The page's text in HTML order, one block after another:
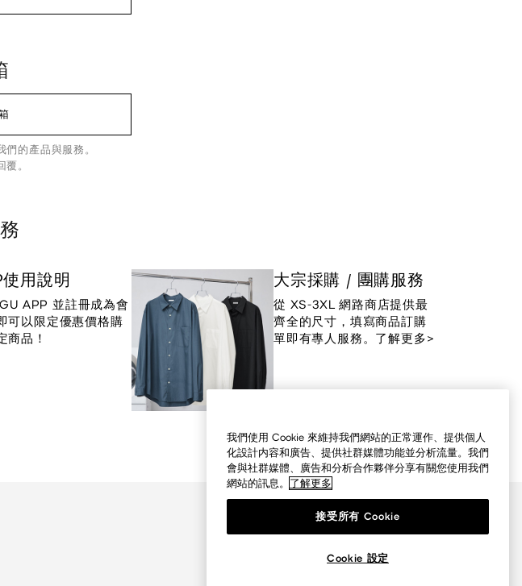
的產品與服務。
。
用說明
APP 並註冊成為會
可以限定優惠價格購
商品！
大宗採購 / 團購服務
從 XS-3XL 網路商店提供最
齊全的尺寸，填寫商品訂購
單即有專人服務。了解更多>
我們使用 Cookie 來維持我們網站的正常運作、提供個人
化設計内容和廣告、提供社群媒體功能並分析流量。我們
會與社群媒體、廣告和分析合作夥伴分享有關您使用我們
網站的訊息。 了解更多
接受所有 Cookie
Cookie 設定